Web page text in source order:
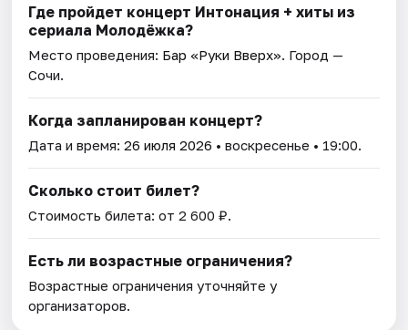
Где пройдет концерт Интонация + хиты из
сериала Молодёжка?
Место проведения: Бар «Руки Вверх». Город —
Сочи.
Когда запланирован концерт?
Дата и время:26 июля 2026 • воскресенье • 19:00.
Сколько стоит билет?
Стоимость билета: от 2 600 ₽.
Есть ли возрастные ограничения?
Возрастные ограничения уточняйте у
организаторов.